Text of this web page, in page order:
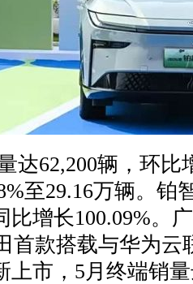
达62,200辆，环比
至29.16万辆。铂
比增长100.09%。
首款搭载与华为
上市，5月终端销